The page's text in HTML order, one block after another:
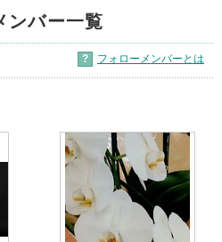
ンバー一覧
? フォローメンバーとは